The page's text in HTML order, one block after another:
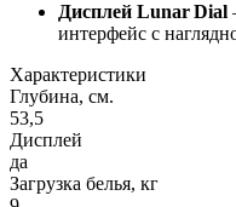
Дисплей Lunar Dial
интерфейс с
Характеристики
Глубина, см.
53,5
Дисплей
да
Загрузка белья, кг